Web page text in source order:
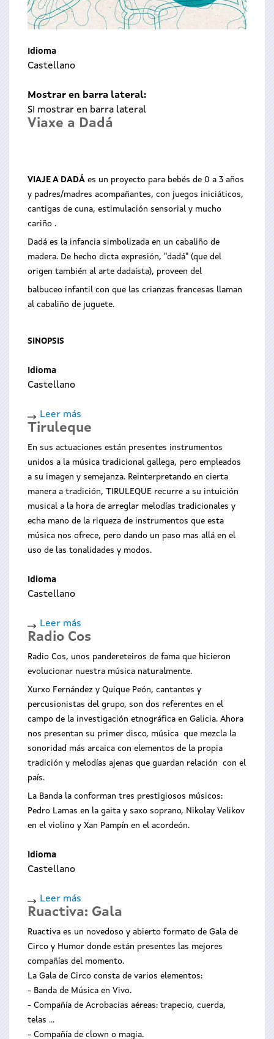
Idioma
Castellano
Mostrar en barra lateral:
SI mostrar en barra lateral
Viaxe a Dadá
VIAJE A DADÁ es un proyecto para bebés de 0 a 3 años
y padres/madres acompañantes, con juegos iniciáticos,
cantigas de cuna, estimulación sensorial y mucho
cariño .
Dadá es la infancia simbolizada en un cabaliño de
madera. De hecho dicta expresión, "dadá" (que del
origen también al arte dadaísta), proveen del
balbuceo infantil con que las crianzas francesas llaman
al cabaliño de juguete.
SINOPSIS
Idioma
Castellano
Leer más
Viaxe
a
Dadá
Tiruleque
En sus actuaciones están presentes instrumentos
unidos a la música tradicional gallega, pero empleados
a su imagen y semejanza. Reinterpretando en cierta
manera a tradición, TIRULEQUE recurre a su intuición
musical a la hora de arreglar melodías tradicionales y
echa mano de la riqueza de instrumentos que esta
música nos ofrece, pero dando un paso mas allá en el
uso de las tonalidades y modos.
Idioma
Castellano
Leer más
Tiruleque
Radio Cos
Radio Cos, unos pandereteiros de fama que hicieron
evolucionar nuestra música naturalmente.
Xurxo Fernández y Quique Peón, cantantes y
percusionistas del grupo, son dos referentes en el
campo de la investigación etnográfica en Galicia. Ahora
nos presentan su primer disco, música que mezcla la
sonoridad más arcaica con elementos de la propia
tradición y melodías ajenas que guardan relación con el
país.
La Banda la conforman tres prestigiosos músicos:
Pedro Lamas en la gaita y saxo soprano, Nikolay Velikov
en el violino y Xan Pampín en el acordeón.
Idioma
Castellano
Leer más
Radio
Cos
Ruactiva: Gala
Ruactiva es un novedoso y abierto formato de Gala de
Circo y Humor donde están presentes las mejores
compañías del momento.
La Gala de Circo consta de varios elementos:
- Banda de Música en Vivo.
- Compañía de Acrobacias aéreas: trapecio, cuerda,
telas ...
- Compañía de clown o magia.